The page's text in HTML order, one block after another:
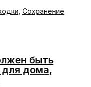
Сохранение
быть
для дома,